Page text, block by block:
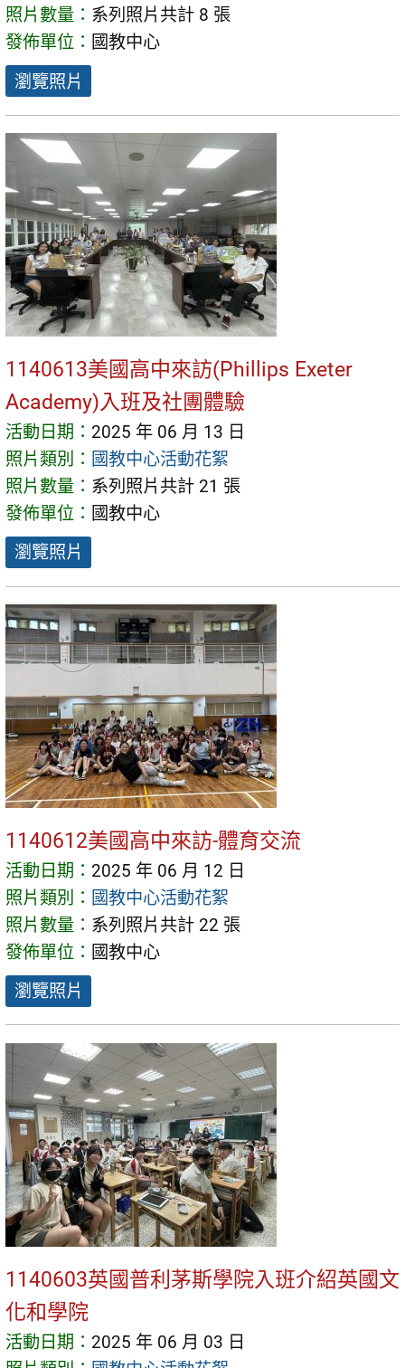
照片數量： 系列照片共計 8 張
發佈單位： 國教中心
瀏覽照片
1140613美國高中來訪(Phillips Exeter
Academy)入班及社團體驗
活動日期： 2025 年 06 月 13 日
照片類別： 國教中心活動花絮
照片數量： 系列照片共計 21 張
發佈單位： 國教中心
瀏覽照片
1140612美國高中來訪-體育交流
活動日期： 2025 年 06 月 12 日
照片類別： 國教中心活動花絮
照片數量： 系列照片共計 22 張
發佈單位： 國教中心
瀏覽照片
1140603英國普利茅斯學院入班介紹英國文
化和學院
活動日期： 2025 年 06 月 03 日